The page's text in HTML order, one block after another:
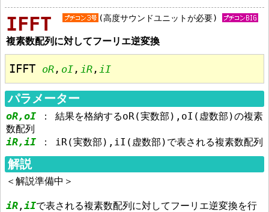
IFFT (高度サウンドユニットが必要)
複素数配列に対してフーリエ逆変換
IFFT oR , oI, iR,iI
パラメーター
oR,oI ：
結果を格納するoR(実数部),oI(虚数部)の複素
数配列
iR,iI ： iR(実数部),iI(虚数部)で表される複素数配列
解説
＜解説準備中＞
iR, iIで表される複素数配列に対してフーリエ逆変換を行